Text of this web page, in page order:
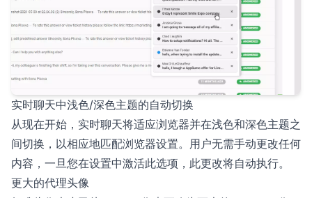
实时聊天中浅色/深色主题的自动切换
从现在开始，实时聊天将适应浏览器并在浅色和深色主题之
间切换，以相应地匹配浏览器设置。用户无需手动更改任何
内容，一旦您在设置中激活此选项，此更改将自动执行。
更大的代理头像